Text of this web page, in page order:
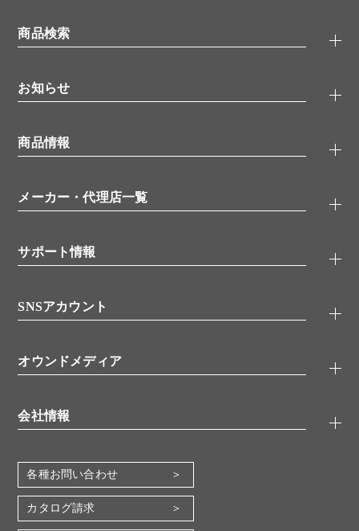
商品検索
タンパク質検索
ELISA/ELISpot検索
品番検索
お知らせ
無料サンプル
ウェビナー （オンラインセミナー）
学会・展示スケジュール
商品情報
抗体
シグナル伝達
糖類／レクチン
分子生物
バイオメディカル(環境・食品)
機器・消耗品
メーカー・代理店一覧
代理店
サポート情報
アプリケーションノート
書類ダウンロード
SNSアカウント
YouTube
オウンドメディア
会社情報
会社概要
地図・アクセス（本社）
IR情報
各種お問い合わせ
カタログ請求